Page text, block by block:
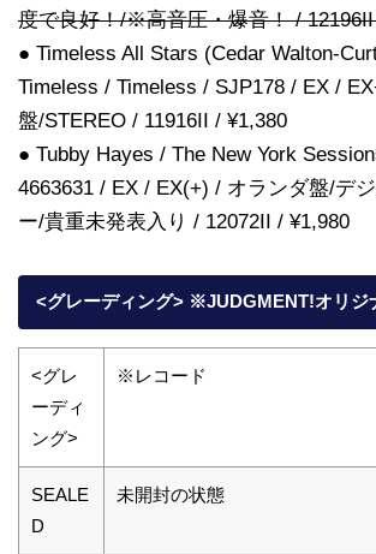
度で良好！/※高音圧・爆音！ /
● Timeless All Stars (Cedar Walton-
Timeless / Timeless / SJP178 / EX /
盤/STEREO / 11916II / ¥1,380
● Tubby Hayes / The New York
4663631 / EX / EX(+) / オランダ盤/デ
ー/貴重未発表入り / 12072II / ¥1,980
<グレーディング> ※JUDGMENT!オリジ
<グレ
ーディ
ング>
※レコード
SEALE
D
未開封の状態